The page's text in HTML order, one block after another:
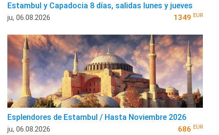
Estambul y Capadocia 8 días, salidas lunes y jueves
ju, 06.08.2026 1349 EUR
Esplendores de Estambul / Hasta Noviembre 2026
ju, 06.08.2026 686 EUR